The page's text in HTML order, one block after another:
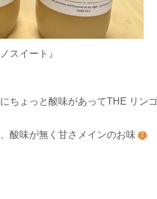
スイート』
ちょっと酸味があってTHE リン
酸味が無く甘さメインのお味